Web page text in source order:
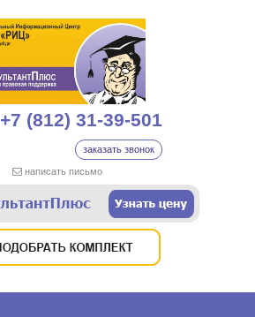
+7 (812) 31-39-501
заказать звонок
написать письмо